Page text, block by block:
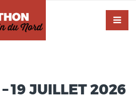
19 JUILLET 2026